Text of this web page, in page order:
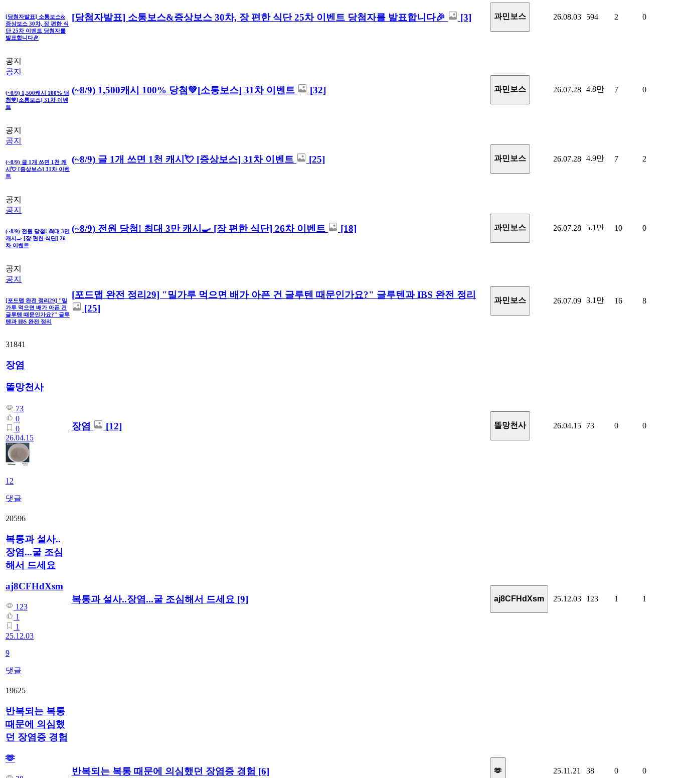
[당첨자발표] 소통보스&
증상보스 30차, 장 편한 식
단 25차 이벤트 당첨자를
발표합니다🎉
[당첨자발표] 소통보스&증상보스 30차, 장 편한 식단 25차 이벤트 당첨자를 발표합니다🎉 [3] 과민보스 26.08.03 594 2 0
공지
공지
(~8/9) 1,500캐시 100% 당
첨💚[소통보스] 31차 이벤
트
(~8/9) 1,500캐시 100% 당첨💚[소통보스] 31차 이벤트 [32] 과민보스 26.07.28 4.8만 7 0
공지
공지
(~8/9) 글 1개 쓰면 1천 캐
시💘 [증상보스] 31차 이벤
트
(~8/9) 글 1개 쓰면 1천 캐시💘 [증상보스] 31차 이벤트 [25] 과민보스 26.07.28 4.9만 7 2
공지
공지
(~8/9) 전원 당첨! 최대 3만
캐시🍳 [장 편한 식단] 26
차 이벤트
(~8/9) 전원 당첨! 최대 3만 캐시🍳 [장 편한 식단] 26차 이벤트 [18] 과민보스 26.07.28 5.1만 10 0
공지
공지
[포드맵 완전 정리29] "밀
가루 먹으면 배가 아픈 건
글루텐 때문인가요?" 글루
텐과 IBS 완전 정리
[포드맵 완전 정리29] "밀가루 먹으면 배가 아픈 건 글루텐 때문인가요?" 글루텐과 IBS 완전 정리
[25]
과민보스 26.07.09 3.1만 16 8
31841
장염
똘망천사
73
0
0
26.04.15
12
댓글
장염 [12] 똘망천사 26.04.15 73 0 0
20596
복통과 설사..
장염...굴 조심
해서 드세요
aj8CFHdXsm
123
1
1
25.12.03
9
댓글
복통과 설사..장염...굴 조심해서 드세요 [9] aj8CFHdXsm 25.12.03 123 1 1
19625
반복되는 복통
때문에 의심했
던 장염증 경험
🫶
반복되는 복통 때문에 의심했던 장염증 경험 [6] 🫶 25.11.21 38 0 0